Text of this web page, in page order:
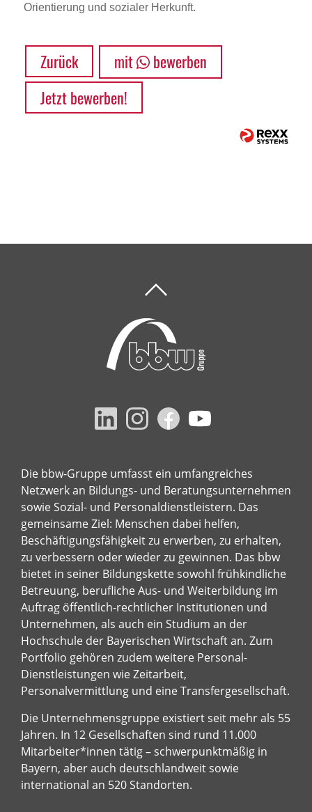
Orientierung und sozialer Herkunft.
Zurück mit
bewerben
Jetzt bewerben!
Die bbw-Gruppe umfasst ein umfangreiches
Netzwerk an Bildungs- und Beratungsunternehmen
sowie Sozial- und Personaldienstleistern. Das
gemeinsame Ziel: Menschen dabei helfen,
Beschäftigungsfähigkeit zu erwerben, zu erhalten,
zu verbessern oder wieder zu gewinnen. Das bbw
bietet in seiner Bildungskette sowohl frühkindliche
Betreuung, berufliche Aus- und Weiterbildung im
Auftrag öffentlich-rechtlicher Institutionen und
Unternehmen, als auch ein Studium an der
Hochschule der Bayerischen Wirtschaft an. Zum
Portfolio gehören zudem weitere Personal-
Dienstleistungen wie Zeitarbeit,
Personalvermittlung und eine Transfergesellschaft.
Die Unternehmensgruppe existiert seit mehr als 55
Jahren. In 12 Gesellschaften sind rund 11.000
Mitarbeiter*innen tätig – schwerpunktmäßig in
Bayern, aber auch deutschlandweit sowie
international an 520 Standorten.